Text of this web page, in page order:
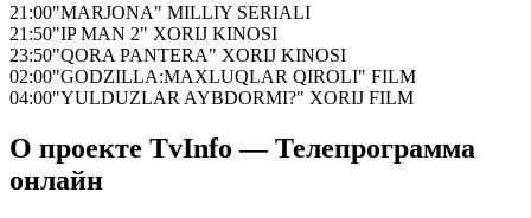
21:00"MARJONA" MILLIY SERIALI
21:50"IP MAN 2" XORIJ KINOSI
23:50"QORA PANTERA" XORIJ KINOSI
02:00"GODZILLA:MAXLUQLAR QIROLI" FILM
04:00"YULDUZLAR AYBDORMI?" XORIJ FILM
О проекте TvInfo — Телепрограмма
онлайн